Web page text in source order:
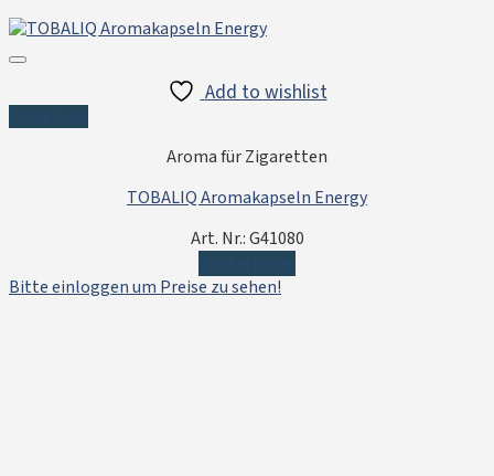
Add to wishlist
Aroma für Zigaretten
TOBALIQ Aromakapseln Energy
Art. Nr.: G41080
Bitte einloggen um Preise zu sehen!